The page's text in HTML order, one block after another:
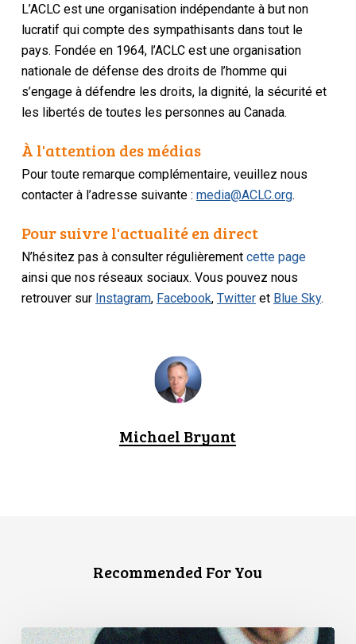
L’ACLC est une organisation indépendante à but non
lucratif qui compte des sympathisants dans tout le
pays. Fondée en 1964, l’ACLC est une organisation
nationale de défense des droits de l’homme qui
s’engage à défendre les droits, la dignité, la sécurité et
les libertés de toutes les personnes au Canada.
À l'attention des médias
Pour toute remarque complémentaire, veuillez nous
contacter à l’adresse suivante :media@ACLC.org.
Pour suivre l'actualité en direct
N’hésitez pas à consulter régulièrementcette page
ainsi que nos réseaux sociaux. Vous pouvez nous
retrouver sur Instagram, Facebook,Twitter et Blue Sky.
Michael Bryant
Recommended For You
La